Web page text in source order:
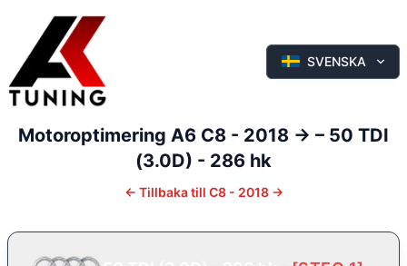
SVENSKA
Motoroptimering A6 C8 - 2018 -> – 50 TDI
(3.0D) - 286 hk
← Tillbaka till C8 - 2018 ->